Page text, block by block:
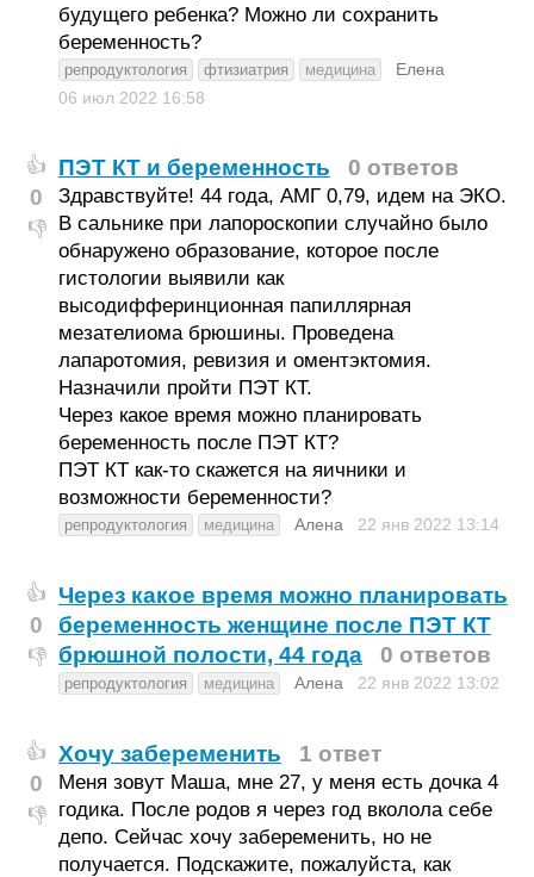
будущего ребенка? Можно ли сохранить
беременность?
репродуктология фтизиатрия медицина
Елена
06 июл 2022 16:58
👍
0
👎
ПЭТ КТ и беременность 0 ответов
Здравствуйте! 44 года, АМГ 0,79, идем на ЭКО.
В сальнике при лапороскопии случайно было
обнаружено образование, которое после
гистологии выявили как
высодифферинционная папиллярная
мезателиома брюшины. Проведена
лапаротомия, ревизия и оментэктомия.
Назначили пройти ПЭТ КТ.
Через какое время можно планировать
беременность после ПЭТ КТ?
ПЭТ КТ как-то скажется на яичники и
возможности беременности?
репродуктология медицина Алена 22 янв 2022 13:14
👍
0
👎
Через какое время можно планировать
беременность женщине после ПЭТ КТ
брюшной полости, 44 года
0 ответов
репродуктология медицина Алена 22 янв 2022 13:02
👍
0
👎
Хочу забеременить 1 ответ
Меня зовут Маша, мне 27, у меня есть дочка 4
годика. После родов я через год вколола себе
депо. Сейчас хочу забеременить, но не
получается. Подскажите, пожалуйста, как